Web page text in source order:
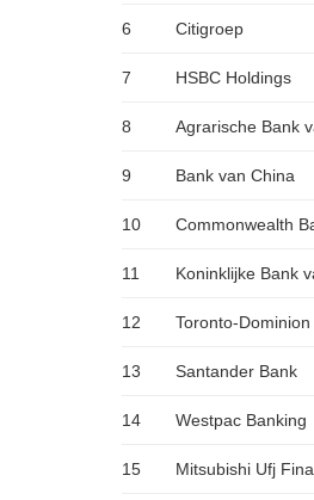
6 Citigroep
7 HSBC Holdings
8 Agrarische Bank
9 Bank van China
10 Commonwealth
11 Koninklijke Bank
12 Toronto-
13 Santander Bank
14 Westpac Banking
15 Mitsubishi Ufj